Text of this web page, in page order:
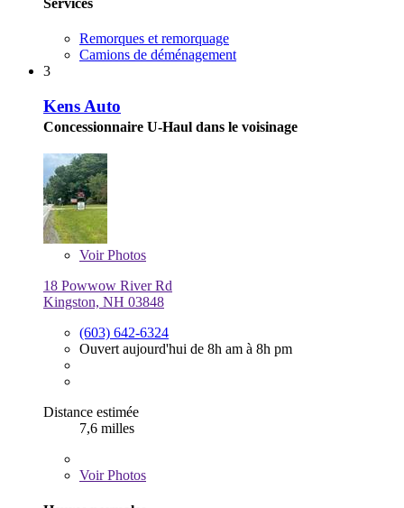
Remorques et remorquage
Camions de déménagement
3
Kens Auto
Concessionnaire U-Haul dans le voisinage
VoirPhotos
18 Powwow River Rd
Kingston, NH 03848
(603) 642-6324
Ouvert aujourd'hui de 8h am à 8h pm
Distance estimée
7,6 milles
VoirPhotos